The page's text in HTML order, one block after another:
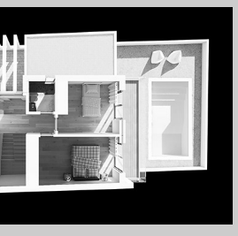
Albufeira Lt26